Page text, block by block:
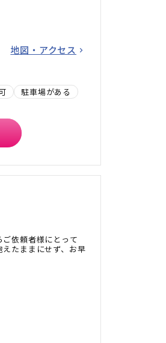
地図・アクセス
駐車場がある
依頼者様にとって
たままにせず、お早